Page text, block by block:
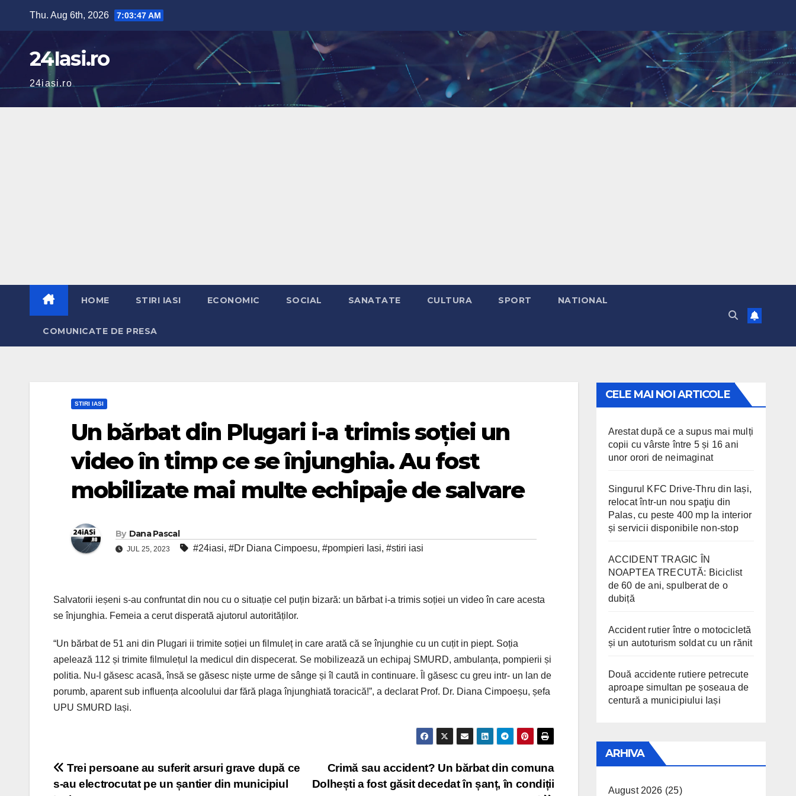
content
Thu. Aug 6th, 2026 7:03:48 AM
24Iasi.ro
24iasi.ro
HOME STIRI IASI ECONOMIC SOCIAL SANATATE CULTURA SPORT NATIONAL
COMUNICATE DE PRESA
STIRI IASI
Un bărbat din Plugari i-a trimis soției un
video în timp ce se înjunghia. Au fost
mobilizate mai multe echipaje de salvare
By Dana Pascal
JUL 25, 2023 #24iasi, #Dr Diana Cimpoesu, #pompieri Iasi, #stiri iasi
Salvatorii ieșeni s-au confruntat din nou cu o situație cel puțin bizară: un bărbat i-a trimis soției un video în care acesta
se înjunghia. Femeia a cerut disperată ajutorul autorităților.
“Un bărbat de 51 ani din Plugari ii trimite soției un filmuleț in care arată că se înjunghie cu un cuțit in piept. Soția
apelează 112 și trimite filmulețul la medicul din dispecerat. Se mobilizează un echipaj SMURD, ambulanța, pompierii și
politia. Nu-l găsesc acasă, însă se găsesc niște urme de sânge și îl caută in continuare. Îl găsesc cu greu intr- un lan de
porumb, aparent sub influența alcoolului dar fără plaga înjunghiată toracică!”, a declarat Prof. Dr. Diana Cimpoeșu, șefa
UPU SMURD Iași.
Post
Crimă sau accident? Un bărbat din comuna
Dolhești a fost găsit decedat în șanț, în condiții
Trei persoane au suferit arsuri grave după ce
s-au electrocutat pe un șantier din municipiul
CELE MAI NOI ARTICOLE
Arestat după ce a supus mai mulți
copii cu vârste între 5 și 16 ani
unor orori de neimaginat
Singurul KFC Drive-Thru din Iași,
relocat într-un nou spaţiu din
Palas, cu peste 400 mp la interior
și servicii disponibile non-stop
ACCIDENT TRAGIC ÎN
NOAPTEA TRECUTĂ: Biciclist
de 60 de ani, spulberat de o
dubiță
Accident rutier între o motocicletă
și un autoturism soldat cu un rănit
Două accidente rutiere petrecute
aproape simultan pe șoseaua de
centură a municipiului Iași
ARHIVA
August 2026 (25)